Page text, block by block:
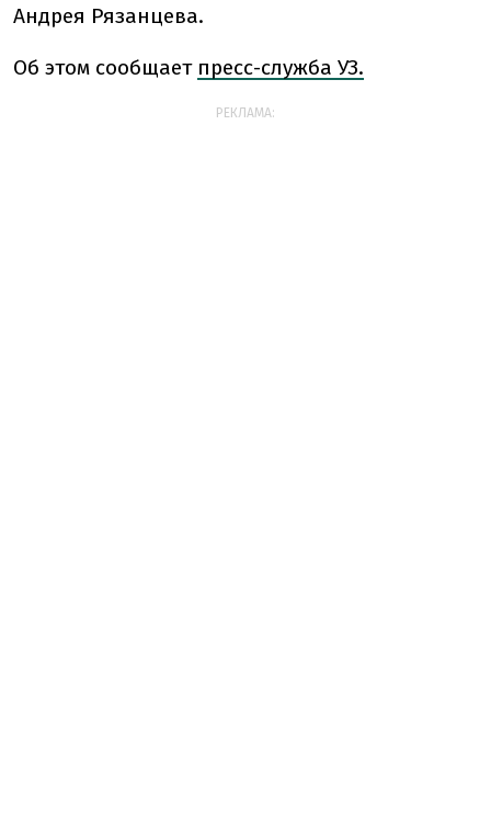
Андрея Рязанцева.
Об этом сообщает пресс-служба УЗ.
РЕКЛАМА: